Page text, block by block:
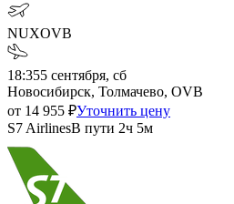
NUXOVB
18:355 сентября, сб
Новосибирск, Толмачево, OVB
от 14 955 ₽Уточнить цену
S7 AirlinesВ пути 2ч 5м